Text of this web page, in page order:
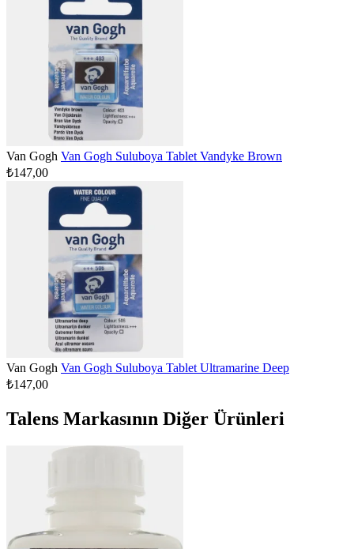
Van Gogh Van Gogh Suluboya Tablet Vandyke Brown
₺147,00
Van Gogh Van Gogh Suluboya Tablet Ultramarine Deep
₺147,00
Talens Markasının Diğer Ürünleri